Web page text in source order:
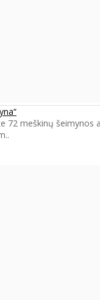
72 meškinų šeimynos